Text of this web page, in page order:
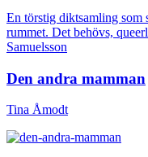
En törstig diktsamling som
rummet. Det behövs,
Samuelsson
Den andra mamman
Tina Åmodt